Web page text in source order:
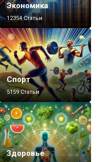
Экономика
12354 Статьи
Спорт
5159 Статьи
Здоровье